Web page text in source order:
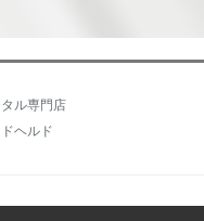
ル専門店
ヘルド